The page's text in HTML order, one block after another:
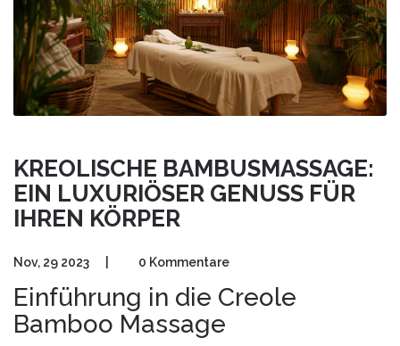
KREOLISCHE BAMBUSMASSAGE:
EIN LUXURIÖSER GENUSS FÜR
IHREN KÖRPER
Nov, 29 2023 0 Kommentare
Einführung in die Creole
Bamboo Massage